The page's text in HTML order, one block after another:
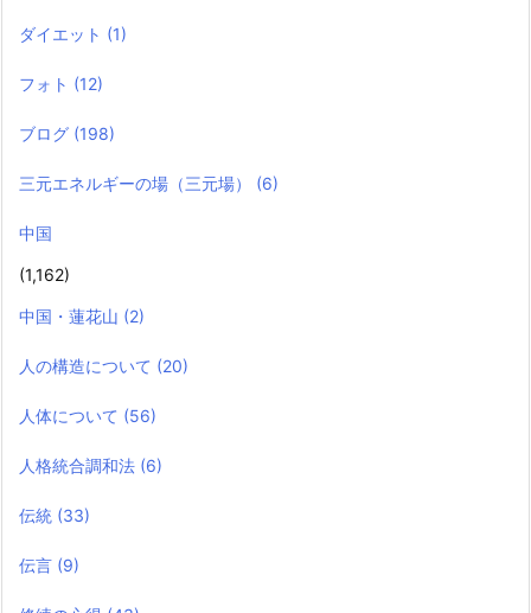
ダイエット (1)
フォト (12)
ブログ (198)
三元エネルギーの場（三元場） (6)
中国
(1,162)
中国・蓮花山 (2)
人の構造について (20)
人体について (56)
人格統合調和法 (6)
伝統 (33)
伝言 (9)